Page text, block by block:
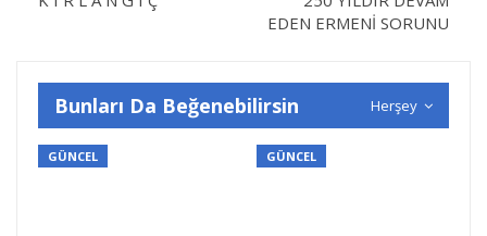
EDEN ERMENİ SORUNU
Herşey
Bunları Da Beğenebilirsin
GÜNCEL GÜNCEL